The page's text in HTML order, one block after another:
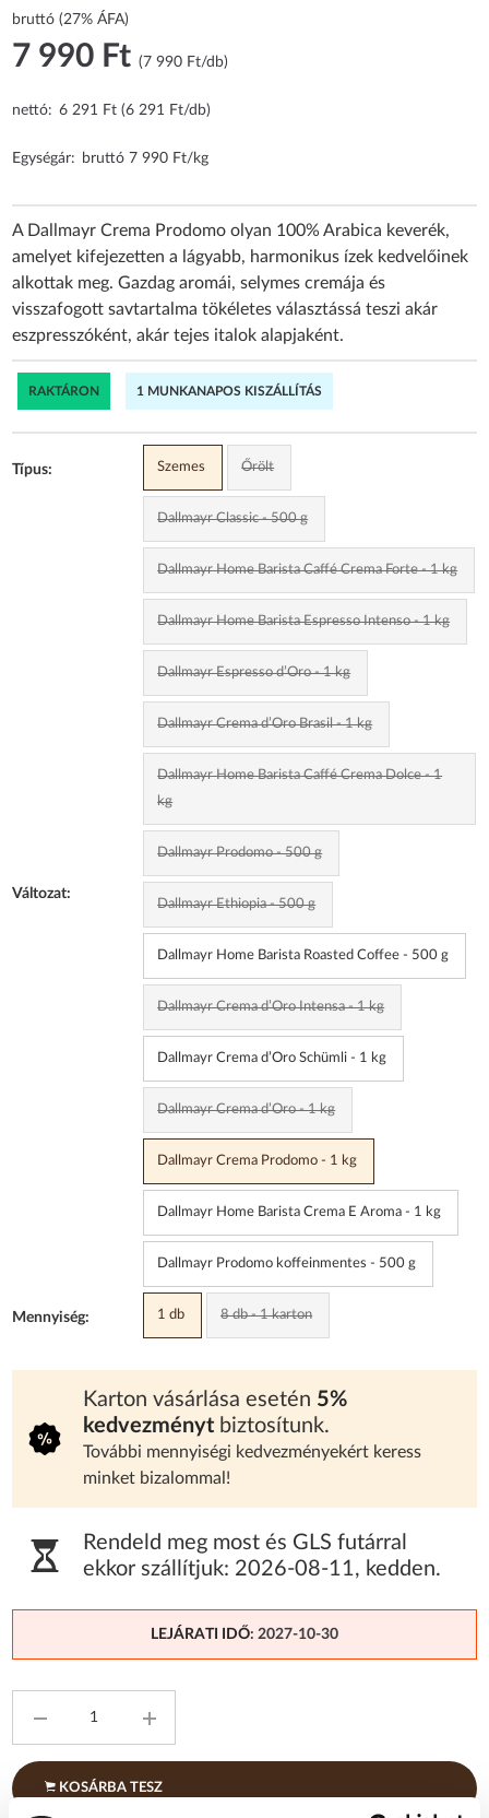
bruttó (27% ÁFA)
7 990 Ft(7 990 Ft/db)
nettó: 6 291 Ft (6 291 Ft/db)
Egységár: bruttó 7 990 Ft/kg
A Dallmayr Crema Prodomo olyan 100% Arabica keverék,
amelyet kifejezetten a lágyabb, harmonikus ízek kedvelőinek
alkottak meg. Gazdag aromái, selymes cremája és
visszafogott savtartalma tökéletes választássá teszi akár
eszpresszóként, akár tejes italok alapjaként.
RAKTÁRON 1 MUNKANAPOS KISZÁLLÍTÁS
Típus: Szemes Őrölt
Változat:
Dallmayr Classic - 500 g
Dallmayr Home Barista Caffé Crema Forte - 1 kg
Dallmayr Home Barista Espresso Intenso - 1 kg
Dallmayr Espresso d’Oro - 1 kg
Dallmayr Crema d’Oro Brasil - 1 kg
Dallmayr Home Barista Caffé Crema Dolce - 1
kg
Dallmayr Prodomo - 500 g
Dallmayr Ethiopia - 500 g
Dallmayr Home Barista Roasted Coffee - 500 g
Dallmayr Crema d’Oro Intensa - 1 kg
Dallmayr Crema d’Oro Schümli - 1 kg
Dallmayr Crema d’Oro - 1 kg
Dallmayr Crema Prodomo - 1 kg
Dallmayr Home Barista Crema E Aroma - 1 kg
Dallmayr Prodomo koffeinmentes - 500 g
Mennyiség: 1 db 8 db - 1 karton
Karton vásárlása esetén 5%
kedvezményt biztosítunk.
További mennyiségi kedvezményekért keress
minket bizalommal!
Rendeld meg most és GLS futárral
ekkor szállítjuk: 2026-08-11, kedden.
LEJÁRATI IDŐ: 2027-10-30
KOSÁRBA TESZ